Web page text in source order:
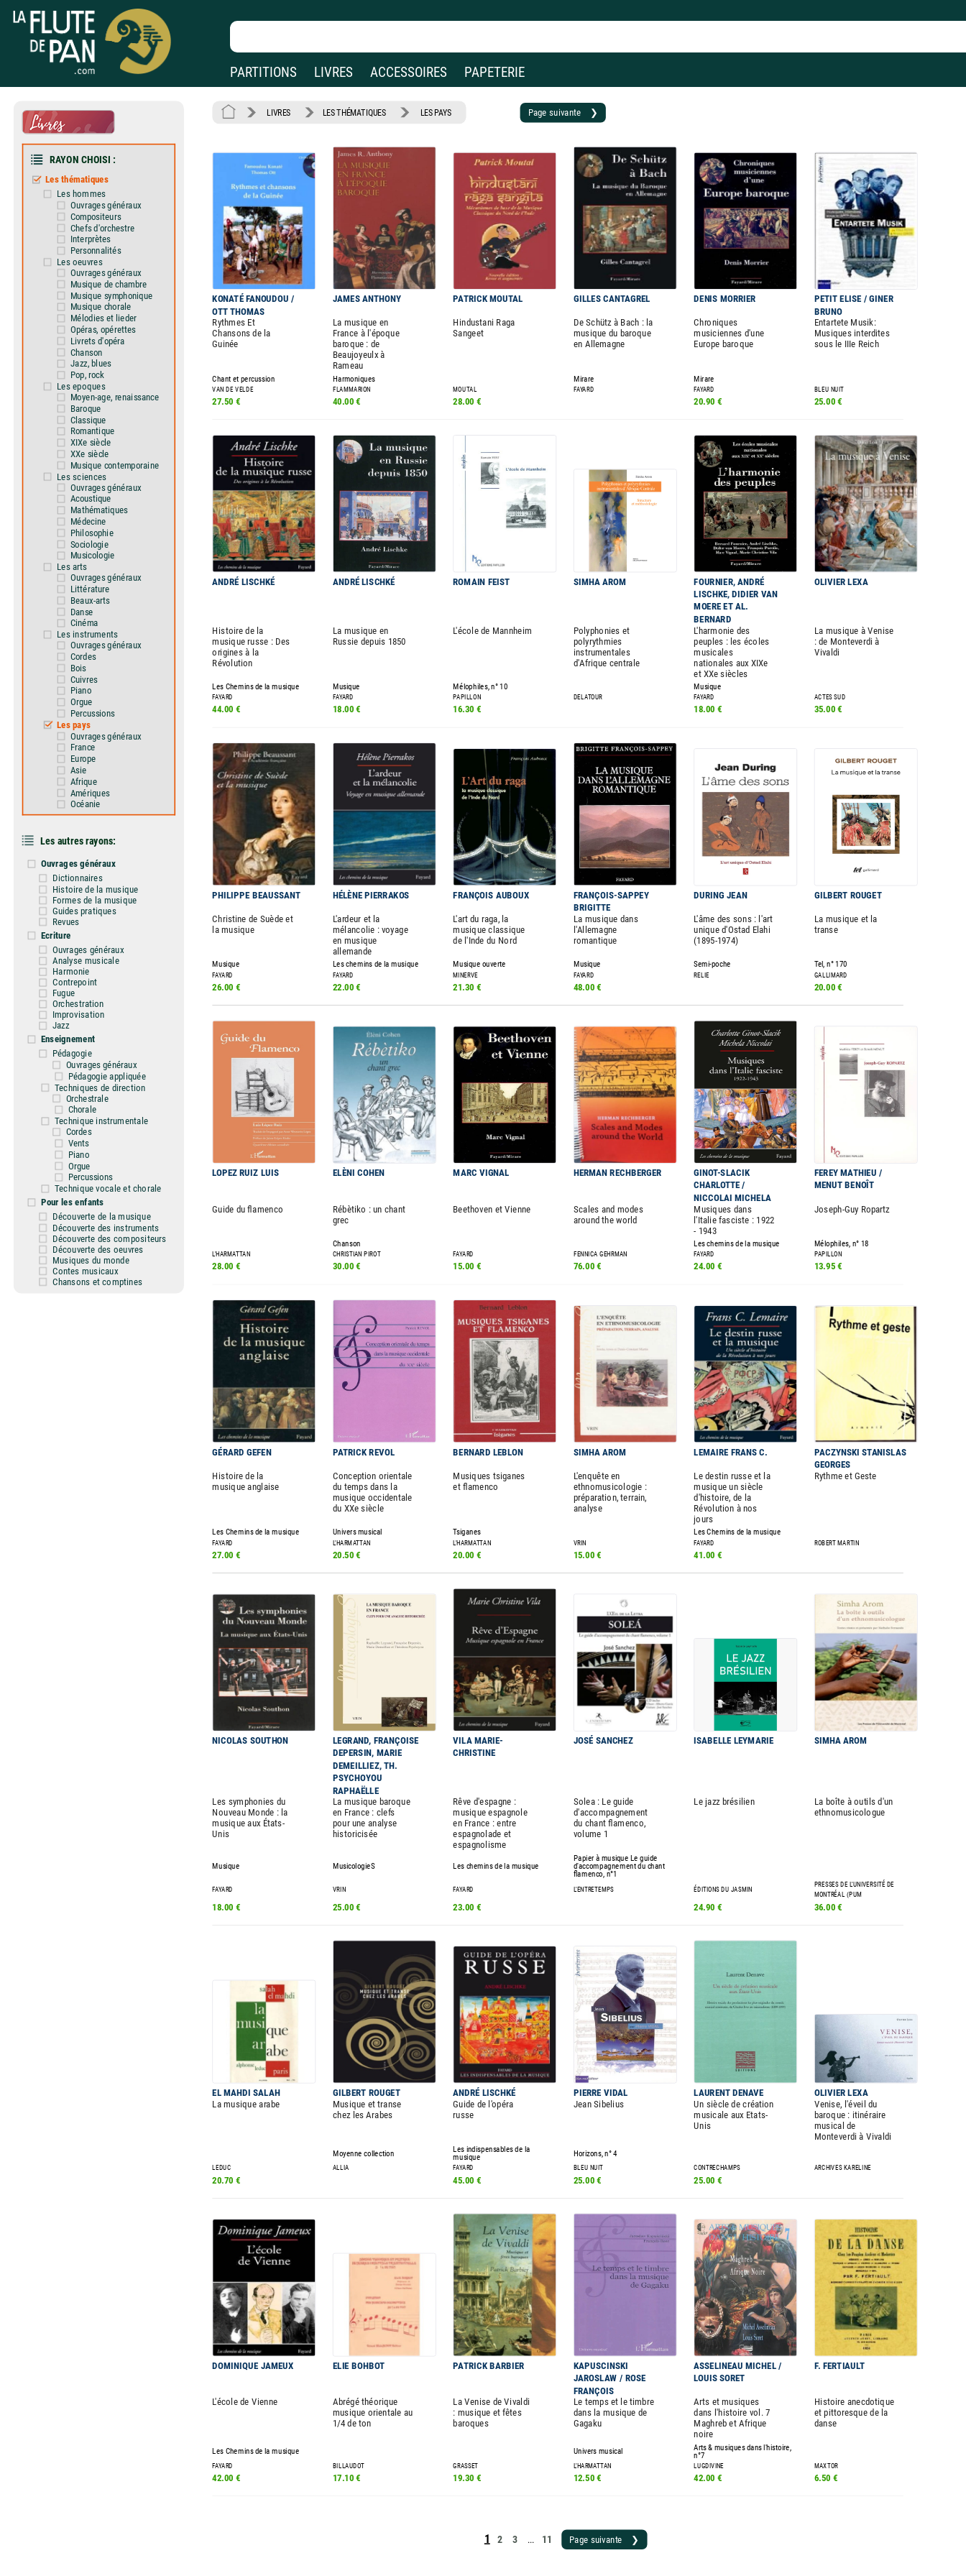
PARTITIONS LIVRES ACCESSOIRES PAPETERIE
RAYON CHOISI :
Les thématiques
Les hommes
Ouvrages généraux
Compositeurs
Chefs d'orchestre
Interprètes
Personnalités
Les oeuvres
Ouvrages généraux
Musique de chambre
Musique symphonique
Musique chorale
Mélodies et lieder
Opéras, opérettes
Livrets d'opéra
Chanson
Jazz, blues
Pop, rock
Les epoques
Moyen-age, renaissance
Baroque
Classique
Romantique
XIXe siècle
XXe siècle
Musique contemporaine
Les sciences
Ouvrages généraux
Acoustique
Mathématiques
Médecine
Philosophie
Sociologie
Musicologie
Les arts
Ouvrages généraux
Littérature
Beaux-arts
Danse
Cinéma
Les instruments
Ouvrages généraux
Cordes
Bois
Cuivres
Piano
Orgue
Percussions
Les pays
Ouvrages généraux
France
Europe
Asie
Afrique
Amériques
Océanie
Les autres rayons:
Ouvrages généraux
Dictionnaires
Histoire de la musique
Formes de la musique
Guides pratiques
Revues
Ecriture
Ouvrages généraux
Analyse musicale
Harmonie
Contrepoint
Fugue
Orchestration
Improvisation
Jazz
Enseignement
Pédagogie
Ouvrages généraux
Pédagogie appliquée
Techniques de direction
Orchestrale
Chorale
Technique instrumentale
Cordes
Vents
Piano
Orgue
Percussions
Technique vocale et chorale
Pour les enfants
Découverte de la musique
Découverte des instruments
Découverte des compositeurs
Découverte des oeuvres
Musiques du monde
Contes musicaux
Chansons et comptines
Page suivante ❯
LIVRES LES THÉMATIQUES LES PAYS
KONATÉ FANOUDOU /
OTT THOMAS
JAMES ANTHONY PATRICK MOUTAL GILLES CANTAGREL DENIS MORRIER
PETIT ELISE / GINER
BRUNO
Rythmes Et
Chansons de la
Guinée
La musique en
France à l'époque
baroque : de
Beaujoyeulx à
Rameau
Hindustani Raga
Sangeet
De Schütz à Bach : la
musique du baroque
en Allemagne
Chroniques
musiciennes d'une
Europe baroque
Entartete Musik:
Musiques interdites
sous le IIIe Reich
Chant et percussion Harmoniques Mirare Mirare
VAN DE VELDE FLAMMARION MOUTAL FAYARD FAYARD BLEU NUIT
27.50 € 40.00 € 28.00 € 20.90 € 25.00 €
ANDRÉ LISCHKÉ ANDRÉ LISCHKÉ ROMAIN FEIST SIMHA AROM FOURNIER, ANDRÉ
LISCHKE, DIDIER VAN
MOERE ET AL.
BERNARD
OLIVIER LEXA
Histoire de la
musique russe : Des
origines à la
Révolution
La musique en
Russie depuis 1850
L'école de Mannheim
Polyphonies et
polyrythmies
instrumentales
d'Afrique centrale
L'harmonie des
peuples : les écoles
musicales
nationales aux XIXe
et XXe siècles
La musique à Venise
: de Monteverdi à
Vivaldi
Les Chemins de la musique Musique Mélophiles, n° 10 Musique
FAYARD FAYARD PAPILLON DELATOUR FAYARD ACTES SUD
44.00 € 18.00 € 16.30 € 18.00 € 35.00 €
PHILIPPE BEAUSSANT HÉLÈNE PIERRAKOS FRANÇOIS AUBOUX
FRANÇOIS-SAPPEY
BRIGITTE
DURING JEAN GILBERT ROUGET
Christine de Suède et
la musique
L'ardeur et la
mélancolie : voyage
en musique
allemande
L'art du raga, la
musique classique
de l'Inde du Nord
La musique dans
l'Allemagne
romantique
L'âme des sons : l'art
unique d'Ostad Elahi
(1895-1974)
La musique et la
transe
Musique Les chemins de la musique Musique ouverte Musique Semi-poche Tel, n° 170
FAYARD FAYARD MINERVE FAYARD RELIE GALLIMARD
26.00 € 22.00 € 21.30 € 48.00 € 20.00 €
LOPEZ RUIZ LUIS ELÈNI COHEN MARC VIGNAL HERMAN RECHBERGER
GINOT-SLACIK
CHARLOTTE /
NICCOLAI MICHELA
FEREY MATHIEU /
MENUT BENOÎT
Guide du flamenco
Rébètiko : un chant
grec
Beethoven et Vienne
Scales and modes
around the world
Musiques dans
l'Italie fasciste : 1922
- 1943
Joseph-Guy Ropartz
Chanson Les chemins de la musique Mélophiles, n° 18
L'HARMATTAN CHRISTIAN PIROT FAYARD FENNICA GEHRMAN FAYARD PAPILLON
28.00 € 30.00 € 15.00 € 76.00 € 24.00 € 13.95 €
GÉRARD GEFEN PATRICK REVOL BERNARD LEBLON SIMHA AROM LEMAIRE FRANS C.
PACZYNSKI STANISLAS
GEORGES
Histoire de la
musique anglaise
Conception orientale
du temps dans la
musique occidentale
du XXe siècle
Musiques tsiganes
et flamenco
L'enquête en
ethnomusicologie :
préparation, terrain,
analyse
Le destin russe et la
musique un siècle
d'histoire, de la
Révolution à nos
jours
Rythme et Geste
Les Chemins de la musique Univers musical Tsiganes Les Chemins de la musique
FAYARD L'HARMATTAN L'HARMATTAN VRIN FAYARD ROBERT MARTIN
27.00 € 20.50 € 20.00 € 15.00 € 41.00 €
NICOLAS SOUTHON
LEGRAND, FRANÇOISE
DEPERSIN, MARIE
DEMEILLIEZ, TH.
PSYCHOYOU
RAPHAËLLE
VILA MARIE-
CHRISTINE
JOSÉ SANCHEZ ISABELLE LEYMARIE SIMHA AROM
Les symphonies du
Nouveau Monde : la
musique aux États-
Unis
La musique baroque
en France : clefs
pour une analyse
historicisée
Rêve d'espagne :
musique espagnole
en France : entre
espagnolade et
espagnolisme
Solea : Le guide
d'accompagnement
du chant flamenco,
volume 1
Le jazz brésilien
La boîte à outils d'un
ethnomusicologue
Musique MusicologieS Les chemins de la musique
Papier à musique Le guide
d'accompagnement du chant
flamenco, n°1
FAYARD VRIN FAYARD L'ENTRETEMPS ÉDITIONS DU JASMIN
PRESSES DE L'UNIVERSITÉ DE
MONTRÉAL (PUM
18.00 € 25.00 € 23.00 € 24.90 € 36.00 €
EL MAHDI SALAH GILBERT ROUGET ANDRÉ LISCHKÉ PIERRE VIDAL LAURENT DENAVE
OLIVIER LEXA
La musique arabe
Musique et transe
chez les Arabes
Guide de l'opéra
russe
Jean Sibelius
Un siècle de création
musicale aux Etats-
Unis
Venise, l'éveil du
baroque : itinéraire
musical de
Monteverdi à Vivaldi
Moyenne collection
Les indispensables de la
musique
Horizons, n° 4
LEDUC ALLIA FAYARD BLEU NUIT CONTRECHAMPS ARCHIVES KARELINE
20.70 € 45.00 € 25.00 € 25.00 €
DOMINIQUE JAMEUX ELIE BOHBOT PATRICK BARBIER KAPUSCINSKI
JAROSLAW / ROSE
FRANÇOIS
ASSELINEAU MICHEL /
LOUIS SORET
F. FERTIAULT
L'école de Vienne
Abrégé théorique
musique orientale au
1/4 de ton
La Venise de Vivaldi
: musique et fêtes
baroques
Le temps et le timbre
dans la musique de
Gagaku
Arts et musiques
dans l'histoire vol. 7
Maghreb et Afrique
noire
Histoire anecdotique
et pittoresque de la
danse
Les Chemins de la musique Univers musical
Arts & musiques dans l'histoire,
n°7
FAYARD BILLAUDOT GRASSET L'HARMATTAN LUGDIVINE MAXTOR
42.00 € 17.10 € 19.30 € 12.50 € 42.00 € 6.50 €
1 2 3 ... 11 Page suivante ❯